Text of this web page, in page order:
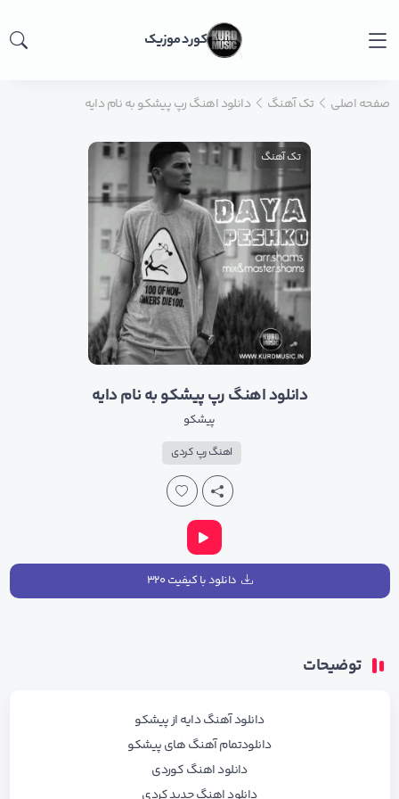
کورد موزیک
صفحه اصلی تک آهنگ دانلود اهنگ رپ پیشکو به نام دایه
تک آهنگ
دانلود اهنگ رپ پیشکو به نام دایه
پیشکو
اهنگ رپ کردی
دانلود با کیفیت ۳۲۰
توضیحات
دانلود آهنگ دایه از پیشکو
دانلودتمام آهنگ های پیشکو
دانلود اهنگ کوردی